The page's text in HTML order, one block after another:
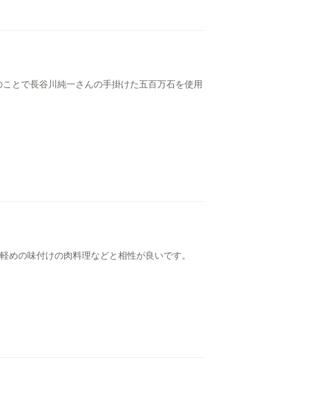
とで長谷川純一さんの手掛けた五百万石を使用
の味付けの肉料理などと相性が良いです。